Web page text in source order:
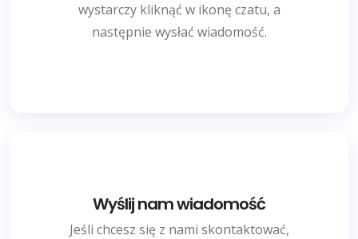
wystarczy kliknąć w ikonę czatu, a
następnie wysłać wiadomość.
Wyślij nam wiadomość
Jeśli chcesz się z nami skontaktować,